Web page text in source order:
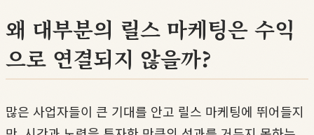
왜 대부분의 릴스 마케팅은 수익
으로 연결되지 않을까?
많은 사업자들이 큰 기대를 안고 릴스 마케팅에 뛰어들지